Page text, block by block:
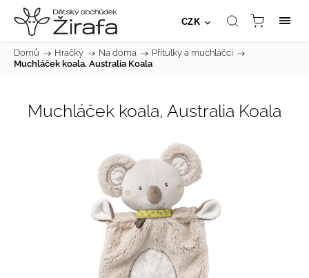
CZK
Domů / Hračky / Na doma / Přítulky a muchláčci /
Muchláček koala, Australia Koala
Muchláček koala, Australia Koala